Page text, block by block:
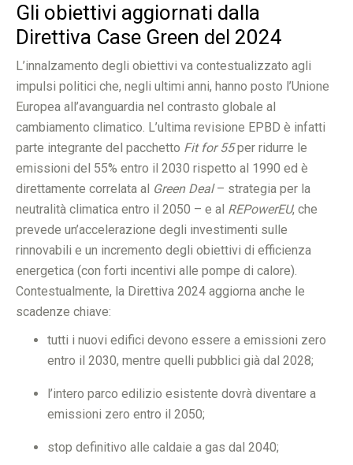
Gli obiettivi aggiornati dalla
Direttiva Case Green del 2024
L’innalzamento degli obiettivi va contestualizzato agli
impulsi politici che, negli ultimi anni, hanno posto l’Unione
Europea all’avanguardia nel contrasto globale al
cambiamento climatico. L’ultima revisione EPBD è infatti
parte integrante del pacchetto Fit for 55per ridurre le
emissioni del 55% entro il 2030 rispetto al 1990 ed è
direttamente correlata al Green Deal– strategia per la
neutralità climatica entro il 2050 – e al REPowerEU, che
prevede un’accelerazione degli investimenti sulle
rinnovabili e un incremento degli obiettivi di efficienza
energetica (con forti incentivi alle pompe di calore).
Contestualmente, la Direttiva 2024 aggiorna anche le
scadenze chiave:
tutti i nuovi edifici devono essere a emissioni zero
entro il 2030, mentre quelli pubblici già dal 2028;
l’intero parco edilizio esistente dovrà diventare a
emissioni zero entro il 2050;
stop definitivo alle caldaie a gas dal 2040;